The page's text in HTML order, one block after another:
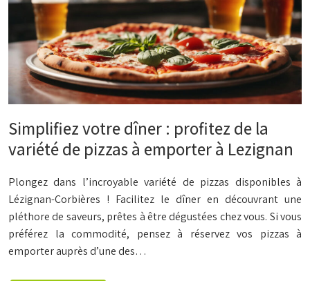
Simplifiez votre dîner : profitez de la
variété de pizzas à emporter à Lezignan
Plongez dans l’incroyable variété de pizzas disponibles à
Lézignan-Corbières ! Facilitez le dîner en découvrant une
pléthore de saveurs, prêtes à être dégustées chez vous. Si vous
préférez la commodité, pensez à réservez vos pizzas à
emporter auprès d’une des…